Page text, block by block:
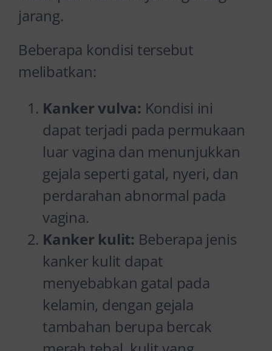
jarang.
Beberapa kondisi tersebut
melibatkan:
Kanker vulva: Kondisi ini
dapat terjadi pada permukaan
luar vagina dan menunjukkan
gejala seperti gatal, nyeri, dan
perdarahan abnormal pada
vagina.
Kanker kulit: Beberapa jenis
kanker kulit dapat
menyebabkan gatal pada
kelamin, dengan gejala
tambahan berupa bercak